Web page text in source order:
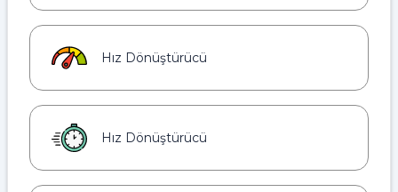
Hız Dönüştürücü
Hız Dönüştürücü